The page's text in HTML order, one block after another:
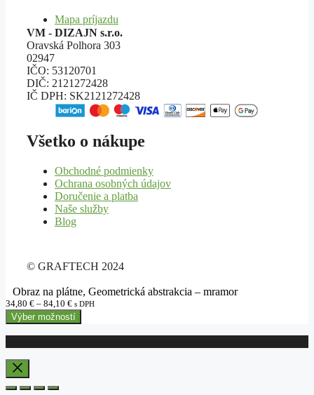
Mapa príjazdu
VM - DIZAJN s.r.o.
Oravská Polhora 303
02947
IČO: 53120701
DIČ: 2121272428
IČ DPH: SK2121272428
Všetko o nákupe
Obchodné podmienky
Ochrana osobných údajov
Doručenie a platba
Naše služby
Blog
© GRAFTECH 2024
Obraz na plátne, Geometrická abstrakcia – mramor
34,80 € – 84,10 €Price
range:
34,80 €
through
84,10 €
s DPH
Výber možností
Close